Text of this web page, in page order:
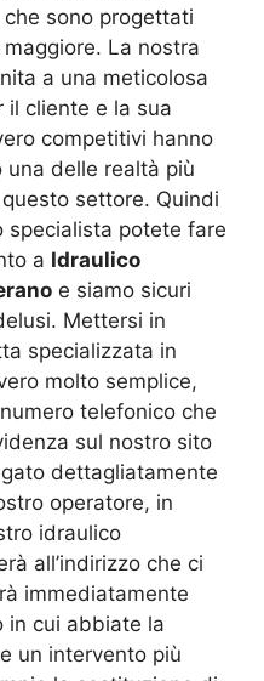
sono progettati
La nostra
a una meticolosa
il cliente e la sua
competitivi hanno
delle realtà più
settore. Quindi
specialista potete fare
a Idraulico
e siamo sicuri
Mettersi in
specializzata in
molto semplice,
telefonico che
sul nostro sito
dettagliatamente
operatore, in
idraulico
all’indirizzo che ci
immediatamente
in cui abbiate la
un intervento più